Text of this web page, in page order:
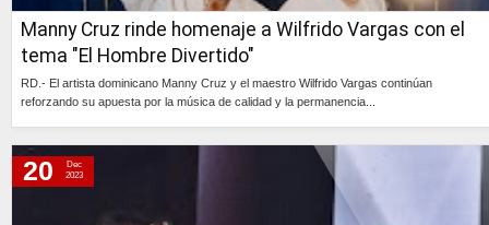
Manny Cruz rinde homenaje a Wilfrido Vargas con el
tema "El Hombre Divertido"
RD.- El artista dominicano Manny Cruz y el maestro Wilfrido Vargas continúan
reforzando su apuesta por la música de calidad y la permanencia...
20
Dec
2023